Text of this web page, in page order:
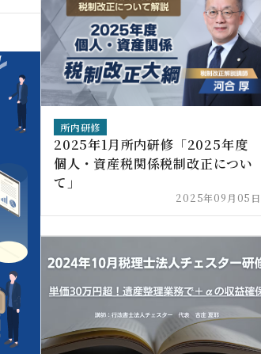
所内研修
2025年1月所内研修「2025年度
個人・資産税関係税制改正につい
て」
2025年09月05日